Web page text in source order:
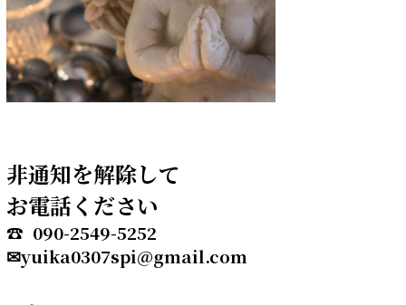
非通知を解除して
お電話ください
☎ 090-2549-5252
✉yuika0307spi@gmail.com